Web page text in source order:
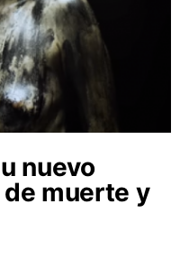
nuevo
de muerte y